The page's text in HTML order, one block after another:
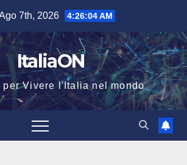
7th, 2026 4:26:04 AM
ItaliaON
per Vivere l'Italia nel mondo